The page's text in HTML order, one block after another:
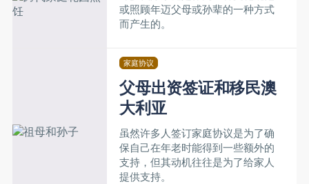
或照顾年迈父母或孙辈的一种方式
而产生的。
家庭协议
父母出资签证和移民澳
大利亚
虽然许多人签订家庭协议是为了确
保自己在年老时能得到一些额外的
支持，但其动机往往是为了给家人
提供支持。